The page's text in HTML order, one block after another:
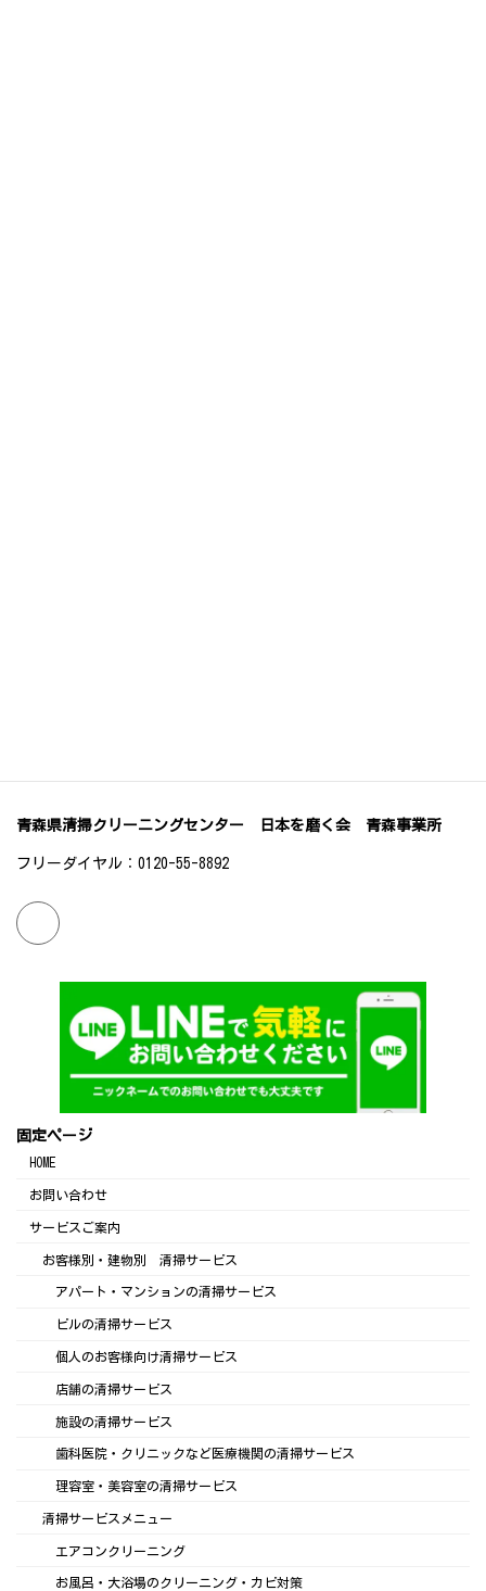
青森県清掃クリーニングセンター 日本を磨く会 青森事業所
フリーダイヤル：0120-55-8892
固定ページ
HOME
お問い合わせ
サービスご案内
お客様別・建物別 清掃サービス
アパート・マンションの清掃サービス
ビルの清掃サービス
個人のお客様向け清掃サービス
店舗の清掃サービス
施設の清掃サービス
歯科医院・クリニックなど医療機関の清掃サービス
理容室・美容室の清掃サービス
清掃サービスメニュー
エアコンクリーニング
お風呂・大浴場のクリーニング・カビ対策